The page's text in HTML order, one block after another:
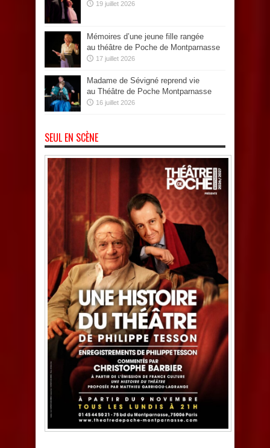
19 juillet 2026
Mémoires d’une jeune fille rangée
au théâtre de Poche de Montparnasse
17 juillet 2026
Madame de Sévigné reprend vie
au Théâtre de Poche Montparnasse
16 juillet 2026
SEUL EN SCÈNE